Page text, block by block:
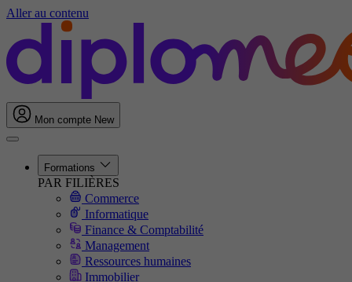
Aller au contenu
Mon compte New
Formations
PAR FILIÈRES
Commerce
Informatique
Finance & Comptabilité
Management
Ressources humaines
Immobilier